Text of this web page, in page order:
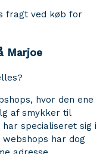
fragt ved køb for
Marjoe
hvor den ene
af smykker til
specialiseret sig i
har dog